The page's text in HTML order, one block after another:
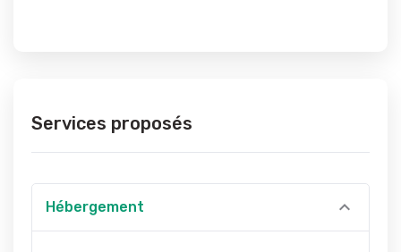
Services proposés
Hébergement